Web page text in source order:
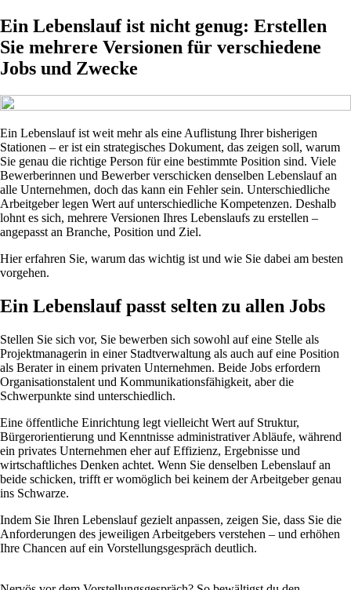
Ein Lebenslauf ist nicht genug: Erstellen
Sie mehrere Versionen für verschiedene
Jobs und Zwecke
Ein Lebenslauf ist weit mehr als eine Auflistung Ihrer bisherigen
Stationen – er ist ein strategisches Dokument, das zeigen soll, warum
Sie genau die richtige Person für eine bestimmte Position sind. Viele
Bewerberinnen und Bewerber verschicken denselben Lebenslauf an
alle Unternehmen, doch das kann ein Fehler sein. Unterschiedliche
Arbeitgeber legen Wert auf unterschiedliche Kompetenzen. Deshalb
lohnt es sich, mehrere Versionen Ihres Lebenslaufs zu erstellen –
angepasst an Branche, Position und Ziel.
Hier erfahren Sie, warum das wichtig ist und wie Sie dabei am besten
vorgehen.
Ein Lebenslauf passt selten zu allen Jobs
Stellen Sie sich vor, Sie bewerben sich sowohl auf eine Stelle als
Projektmanagerin in einer Stadtverwaltung als auch auf eine Position
als Berater in einem privaten Unternehmen. Beide Jobs erfordern
Organisationstalent und Kommunikationsfähigkeit, aber die
Schwerpunkte sind unterschiedlich.
Eine öffentliche Einrichtung legt vielleicht Wert auf Struktur,
Bürgerorientierung und Kenntnisse administrativer Abläufe, während
ein privates Unternehmen eher auf Effizienz, Ergebnisse und
wirtschaftliches Denken achtet. Wenn Sie denselben Lebenslauf an
beide schicken, trifft er womöglich bei keinem der Arbeitgeber genau
ins Schwarze.
Indem Sie Ihren Lebenslauf gezielt anpassen, zeigen Sie, dass Sie die
Anforderungen des jeweiligen Arbeitgebers verstehen – und erhöhen
Ihre Chancen auf ein Vorstellungsgespräch deutlich.